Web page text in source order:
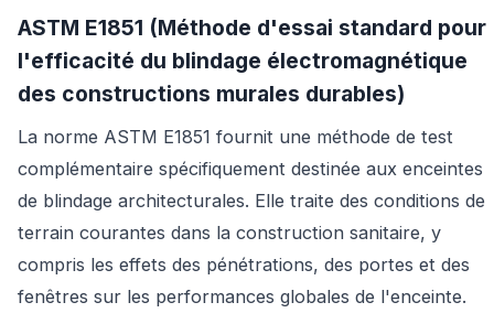
ASTM E1851 (Méthode d'essai standard pour
l'efficacité du blindage électromagnétique
des constructions murales durables)
La norme ASTM E1851 fournit une méthode de test
complémentaire spécifiquement destinée aux enceintes
de blindage architecturales. Elle traite des conditions de
terrain courantes dans la construction sanitaire, y
compris les effets des pénétrations, des portes et des
fenêtres sur les performances globales de l'enceinte.